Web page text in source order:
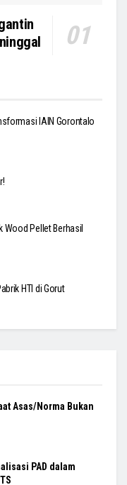
IAIN Gorontalo
Wood Pellet Berhasil
HTI di Gorut
Asas/Norma Bukan
PAD dalam